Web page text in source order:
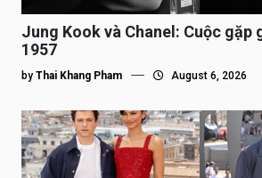
Jung Kook và Chanel: Cuộc gặp
1957
by Thai Khang Pham August 6, 2026